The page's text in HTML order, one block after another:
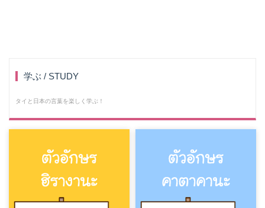
学ぶ / STUDY
タイと日本の言葉を楽しく学ぶ！